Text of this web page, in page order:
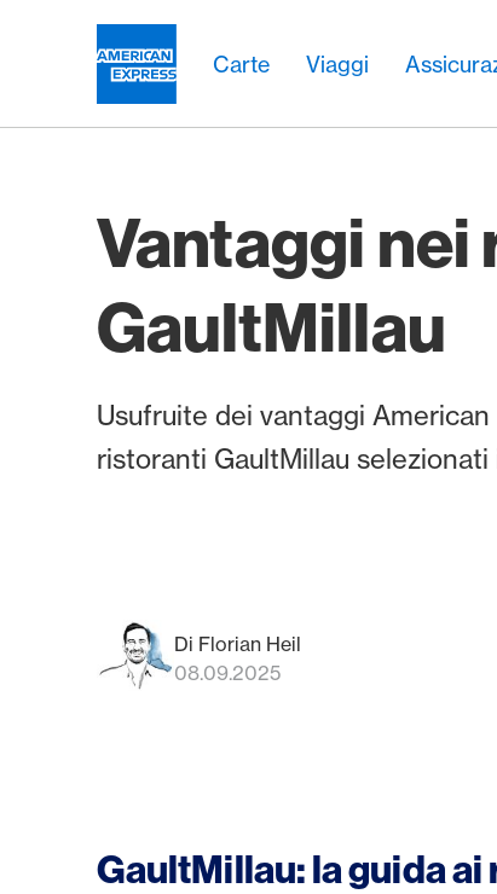
Carte Viaggi
Vantaggi
GaultMillau
Usufruite dei vantaggi
ristoranti GaultMillau selezionati
Di Florian Heil
08.09.2025
GaultMillau: la guida